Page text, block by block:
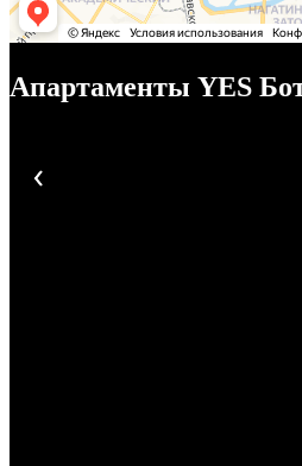
Апартаменты YES